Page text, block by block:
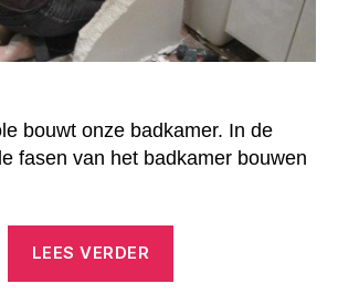
bouwt onze badkamer. In de
fasen van het badkamer bouwen
LEES VERDER